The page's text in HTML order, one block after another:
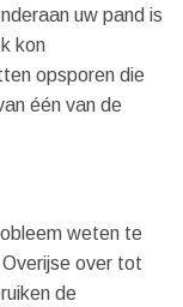
uw pand is
kon
opsporen die
één van de
weten te
over tot
de